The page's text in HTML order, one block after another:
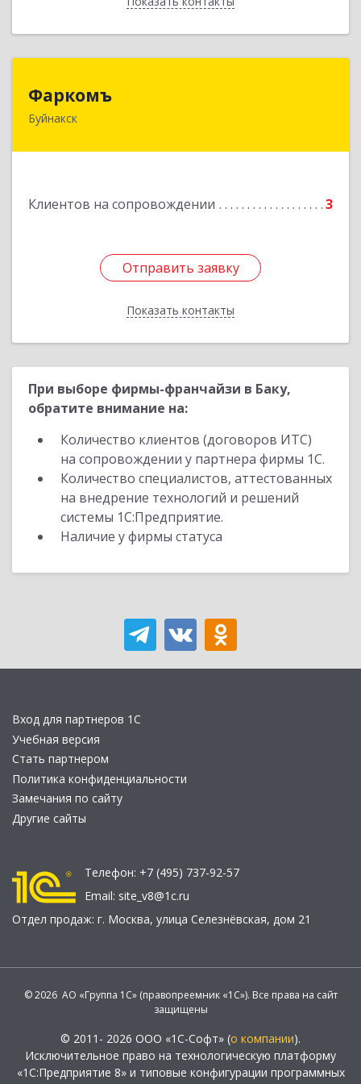
Фаркомъ
Буйнакск
Клиентов на сопровождении 3
Отправить заявку
Показать контакты
Отправить заявку
Назад
При выборе фирмы-франчайзи в Баку,
обратите внимание на:
Количество клиентов (договоров ИТС)
на сопровождении у партнера фирмы 1С.
Количество специалистов, аттестованных
на внедрение технологий и решений
системы 1С:Предприятие.
Наличие у фирмы статуса
Вход для партнеров 1С
Учебная версия
Стать партнером
Политика конфиденциальности
Замечания по сайту
Другие сайты
Телефон: +7 (495) 737-92-57
Email: site_v8@1c.ru
Отдел продаж: г. Москва, улица Селезнёвская, дом 21
© 2026 АО «Группа 1С» (правопреемник «1С»). Все права на сайт
защищены
© 2011- 2026 ООО «1С-Софт» (о компании).
Исключительное право на технологическую платформу
«1С:Предприятие 8» и типовые конфигурации программных